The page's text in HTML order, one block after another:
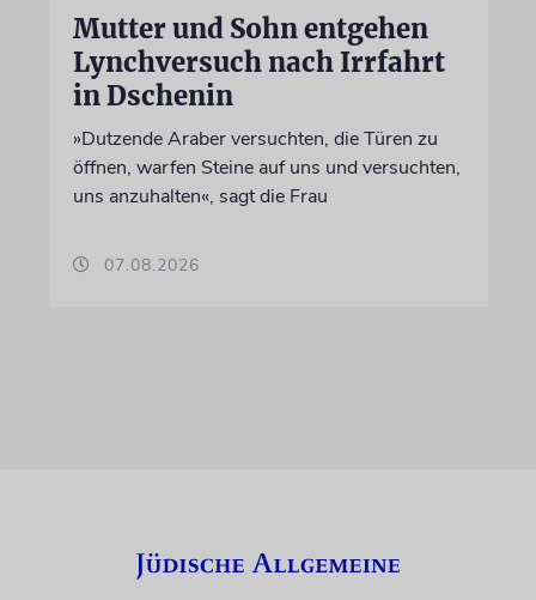
Mutter und Sohn entgehen
Lynchversuch nach Irrfahrt
in Dschenin
»Dutzende Araber versuchten, die Türen zu
öffnen, warfen Steine auf uns und versuchten,
uns anzuhalten«, sagt die Frau
07.08.2026